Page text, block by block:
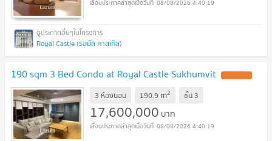
08/08/2026 4:40:19
Royal Castle (รอยัล คาสเทิล)
190 sqm 3 Bed Condo at Royal Castle Sukhumvit
3 ห้องนอน 190.9 m2 ชั้น 3
17,600,000 บาท
08/08/2026 4:40:19